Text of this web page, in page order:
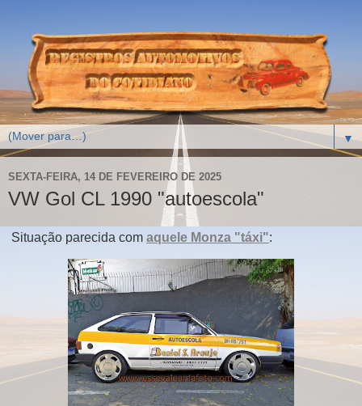
▼
SEXTA-FEIRA, 14 DE FEVEREIRO DE 2025
VW Gol CL 1990 "autoescola"
Situação parecida com aquele Monza "táxi":